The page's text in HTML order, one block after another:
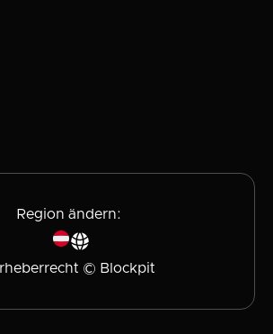
Region ändern:
© Blockpit